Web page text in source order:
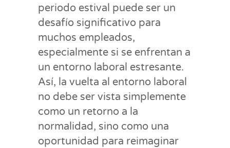
periodo estival puede ser un
desafío significativo para
muchos empleados,
especialmente si se enfrentan a
un entorno laboral estresante.
Así, la vuelta al entorno laboral
no debe ser vista simplemente
como un retorno a la
normalidad, sino como una
oportunidad para reimaginar